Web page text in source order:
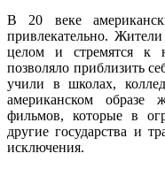
В 20 веке
привлекательно.
целом и стремятся к
позволяло приблизить
учили в школах,
американском образе
фильмов, которые в
другие государства и
исключения.